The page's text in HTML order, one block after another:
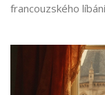
francouzského
zjistěte, co čekat,
jedinečnou